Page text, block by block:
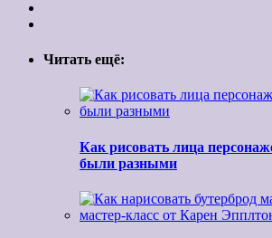
Читать ещё:
Как рисовать лица
были разными